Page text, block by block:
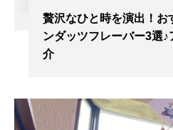
贅沢なひと時を演出！お
ンダッツフレーバー3選
介